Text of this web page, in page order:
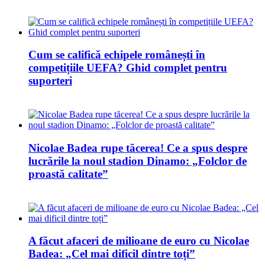
Cum se califică echipele românești în
competițiile UEFA? Ghid complet pentru
suporteri
Nicolae Badea rupe tăcerea! Ce a spus despre
lucrările la noul stadion Dinamo: „Folclor de
proastă calitate”
A făcut afaceri de milioane de euro cu Nicolae
Badea: „Cel mai dificil dintre toți”